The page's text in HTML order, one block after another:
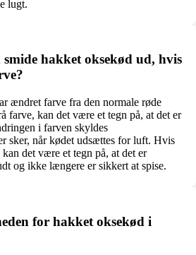
lugt.
hakket oksekød ud, hvis
ændret farve fra den normale røde
farve, kan det være et tegn på, at det er
i farven skyldes
sker, når kødet udsættes for luft. Hvis
det være et tegn på, at det er
og ikke længere er sikkert at spise.
for hakket oksekød i